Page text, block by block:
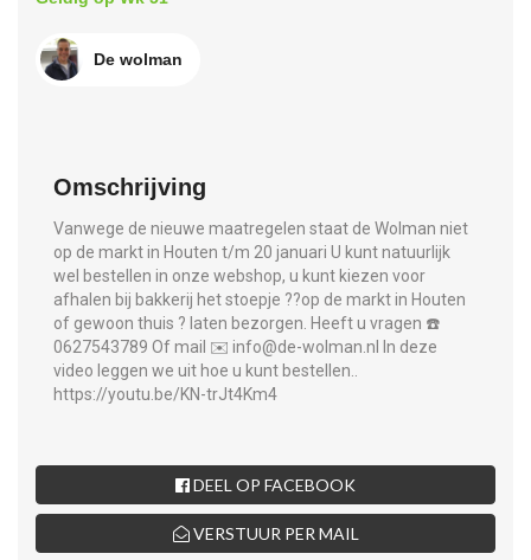
De wolman
Omschrijving
Vanwege de nieuwe maatregelen staat de Wolman niet
op de markt in Houten t/m 20 januari U kunt natuurlijk
wel bestellen in onze webshop, u kunt kiezen voor
afhalen bij bakkerij het stoepje ??op de markt in Houten
of gewoon thuis ? laten bezorgen. Heeft u vragen ☎️
0627543789 Of mail ✉️ info@de-wolman.nl In deze
video leggen we uit hoe u kunt bestellen..
https://youtu.be/KN-trJt4Km4
DEEL OP FACEBOOK
VERSTUUR PER MAIL